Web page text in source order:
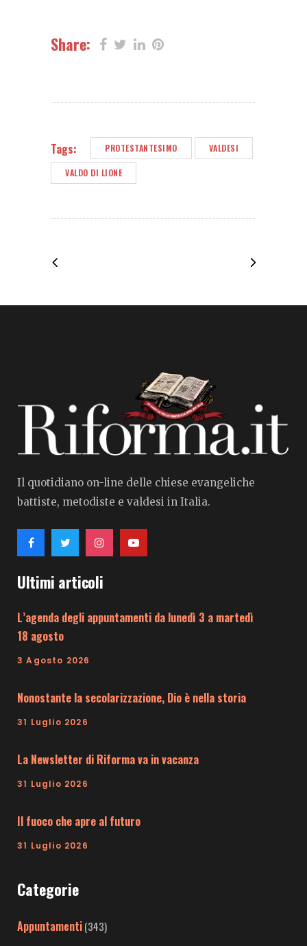
Share:
Tags: PROTESTANTESIMO VALDESI
VALDO DI LIONE
Il quotidiano on-line delle chiese evangeliche
battiste, metodiste e valdesi in Italia.
Ultimi articoli
L’agenda degli appuntamenti da lunedì 3 a martedì
18 agosto
3 Agosto 2026
Nonostante la secolarizzazione, Dio è nella storia
31 Luglio 2026
La Newsletter di Riforma va in vacanza
31 Luglio 2026
Il fuoco che apre al futuro
31 Luglio 2026
Categorie
Appuntamenti(343)